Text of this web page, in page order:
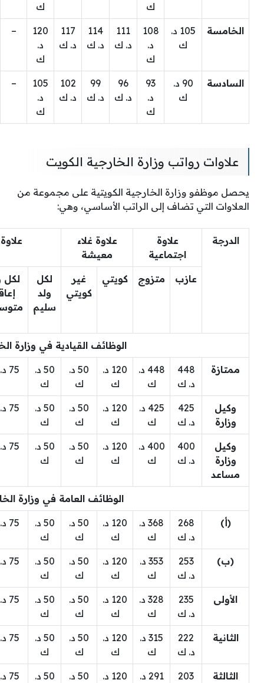
ك
ك
الخامسة
105 د.
ك
108
د.
ك
111
د. ك
114
د. ك
117
د. ك
120
د.
ك
–
السادسة
90 د.
ك
93
د.
ك
96
د. ك
99
د. ك
102
د. ك
105
د.
ك
–
علاوات رواتب وزارة الخارجية الكويت
يحصل موظفو وزارة الخارجية الكويتية على مجموعة من
العلاوات التي تضاف إلى الراتب الأساسي، وهي:
الدرجة
علاوة
اجتماعية
علاوة غلاء
معيشة
عازب متزوج كويتي
غير
كويتي
لكل
ولد
سليم
لكل
الوظائف القيادية في وزارة
ممتازة
448
د. ك
448 د.
ك
120 د.
ك
50 د.
ك
50 د.
ك
75 د. ك
وكيل
وزارة
425
د. ك
425 د.
ك
120 د.
ك
50 د.
ك
50 د.
ك
75 د. ك
وكيل
وزارة
مساعد
400
د. ك
400 د.
ك
120 د.
ك
50 د.
ك
50 د.
ك
75 د. ك
الوظائف العامة في وزارة
(أ)
268
د. ك
368 د.
ك
120 د.
ك
50 د.
ك
50 د.
ك
75 د. ك
(ب)
253
د. ك
353 د.
ك
120 د.
ك
50 د.
ك
50 د.
ك
75 د. ك
الأولى
235
د. ك
328 د.
ك
120 د.
ك
50 د.
ك
50 د.
ك
75 د. ك
الثانية
222
د. ك
315 د.
ك
120 د.
ك
50 د.
ك
50 د.
ك
75 د. ك
الثالثة
203
291 د.
120 د.
50 د.
50 د.
75 د. ك